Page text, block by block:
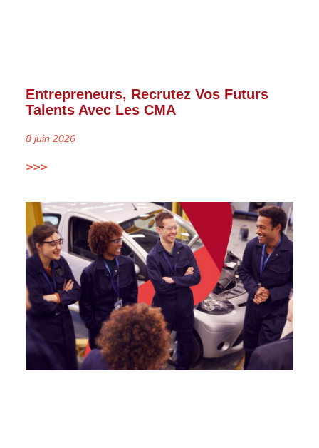
Entrepreneurs, Recrutez Vos Futurs
Talents Avec Les CMA
8 juin 2026
>>>